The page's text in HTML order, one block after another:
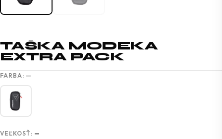
TAŠKA MODEKA
EXTRA PACK
FARBA: —
VEĽKOSŤ: —